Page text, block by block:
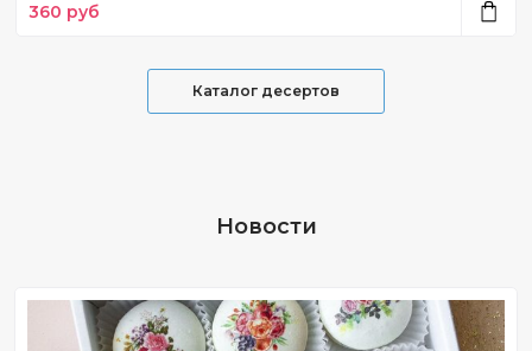
360 руб
Каталог десертов
Новости